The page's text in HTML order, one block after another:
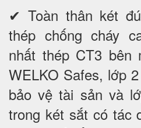
✔ Toàn thân két
thép chống cháy
nhất thép CT3 bên
WELKO Safes, lớp
bảo vệ tài sản và
trong két sắt có tác